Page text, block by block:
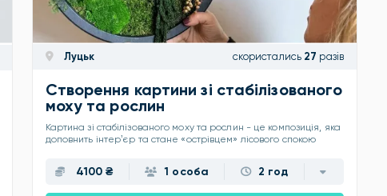
Луцьк скористались 27 разів
Створення картини зі стабілізованого
моху та рослин
Картина зі стабілізованого моху та рослин - це композиція, яка
доповнить інтерʼєр та стане «острівцем» лісового спокою
4100 ₴ 1 особа 2 год